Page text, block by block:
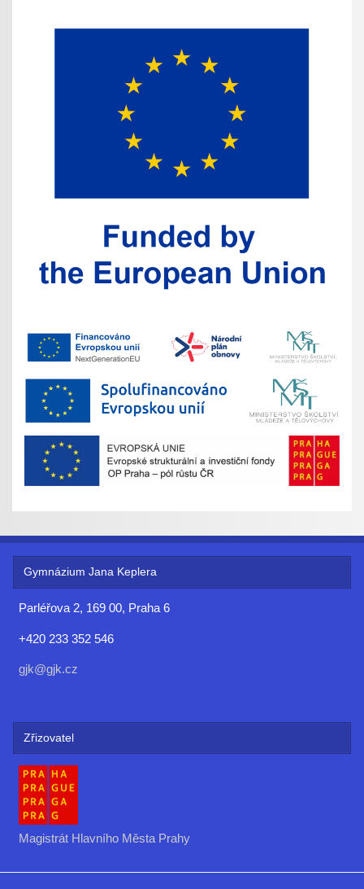
Gymnázium Jana Keplera
Parléřova 2, 169 00, Praha 6
+420 233 352 546
gjk@gjk.cz
Zřizovatel
Magistrát Hlavního Města Prahy